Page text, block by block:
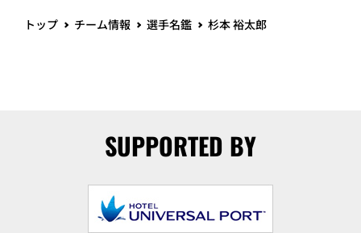
トップ チーム情報 選手名鑑 杉本 裕太郎
SUPPORTED BY